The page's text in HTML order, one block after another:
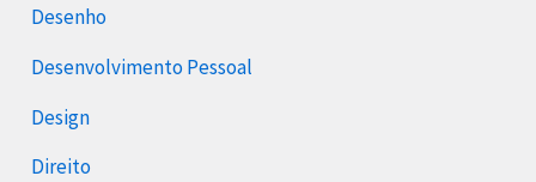
Desenho
Desenvolvimento Pessoal
Design
Direito